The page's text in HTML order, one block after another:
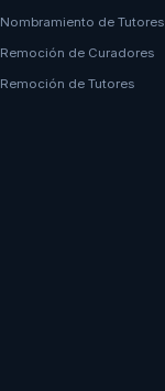
Nombramiento de Tutores
Remoción de Curadores
Remoción de Tutores